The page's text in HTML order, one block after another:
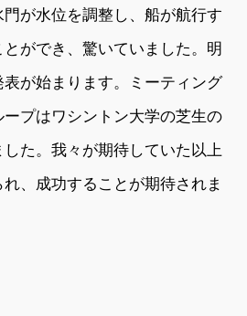
が水位を調整し、船が航行す
ができ、驚いていました。明
表が始まります。ミーティング
プはワシントン大学の芝生の
た。我々が期待していた以上
、成功することが期待されま